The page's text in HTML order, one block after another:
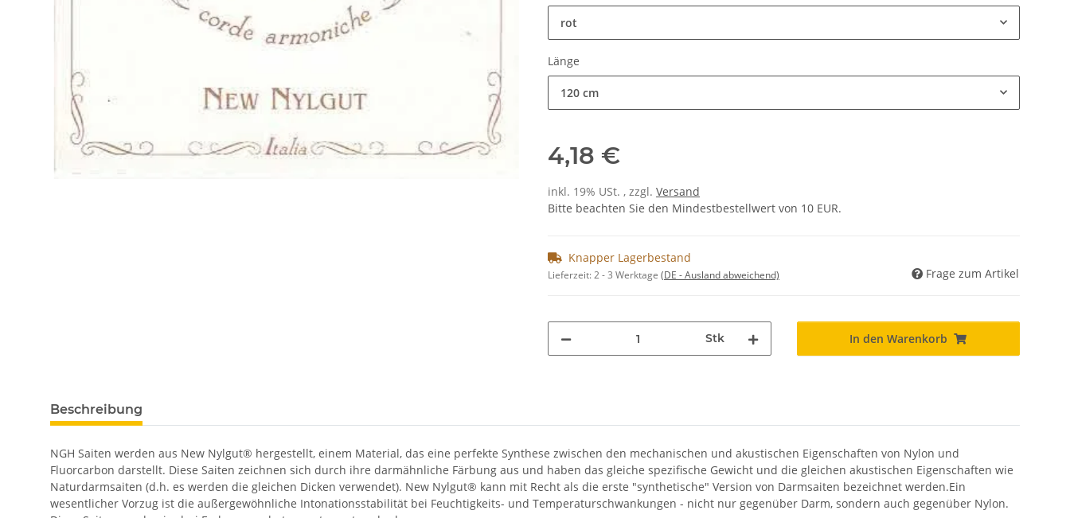
rot
Länge
120 cm
4,18 €
inkl. 19% USt. , zzgl. Versand
Bitte beachten Sie den Mindestbestellwert von 10 EUR.
Knapper Lagerbestand
Lieferzeit:2 - 3 Werktage (DE - Ausland abweichend) Frage zum Artikel
Stk In den Warenkorb
Beschreibung
NGH Saiten werden aus New Nylgut® hergestellt, einem Material, das eine perfekte Synthese zwischen den mechanischen und akustischen Eigenschaften von Nylon und
Fluorcarbon darstellt. Diese Saiten zeichnen sich durch ihre darmähnliche Färbung aus und haben das gleiche spezifische Gewicht und die gleichen akustischen Eigenschaften wie
Naturdarmsaiten (d.h. es werden die gleichen Dicken verwendet). New Nylgut® kann mit Recht als die erste "synthetische" Version von Darmsaiten bezeichnet werden.Ein
wesentlicher Vorzug ist die außergewöhnliche Intonationsstabilität bei Feuchtigkeits- und Temperaturschwankungen - nicht nur gegenüber Darm, sondern auch gegenüber Nylon.